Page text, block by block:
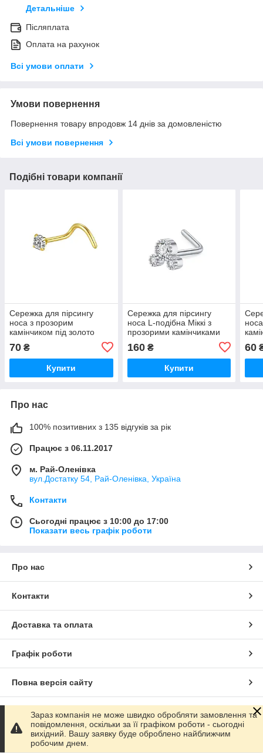
Детальніше
Післяплата
Оплата на рахунок
Всі умови оплати
Умови повернення
Повернення товару впродовж 14 днів за домовленістю
Всі умови повернення
Подібні товари компанії
Сережка для пірсингу
носа з прозорим
камінчиком під золото
70 ₴
Купити
Сережка для пірсингу
носа L-подібна Міккі з
прозорими камінчиками
160₴
Купити
60
Про нас
100% позитивних з 135 відгуків за рік
Працює з 06.11.2017
м. Рай-Оленівка
вул.Достатку 54, Рай-Оленівка, Україна
Контакти
Сьогодні працює з 10:00 до 17:00
Показати весь графік роботи
Про нас
Контакти
Доставка та оплата
Графік роботи
Повна версія сайту
Сайт створено на маркетплейсі Prom.ua
Політика конфіденційності
Зараз компанія не може швидко обробляти замовлення та
повідомлення, оскільки за її графіком роботи - сьогодні
вихідний. Вашу заявку буде оброблено найближчим
робочим днем.